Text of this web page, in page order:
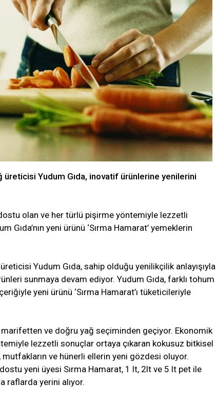
üreticisi Yudum Gıda, inovatif ürünlerine yenilerini
olan ve her türlü pişirme yöntemiyle lezzetli
Gıda’nın yeni ürünü ‘Sırma Hamarat’ yemeklerin
üreticisi Yudum Gıda, sahip olduğu yenilikçilik anlayışıyla
sunmaya devam ediyor. Yudum Gıda, farklı tohum
yeni ürünü ‘Sırma Hamarat’ı tüketicileriyle
ve doğru yağ seçiminden geçiyor. Ekonomik
lezzetli sonuçlar ortaya çıkaran kokusuz bitkisel
mutfakların ve hünerli ellerin yeni gözdesi oluyor.
yeni üyesi Sırma Hamarat, 1 lt, 2lt ve 5 lt pet ile
raflarda yerini alıyor.